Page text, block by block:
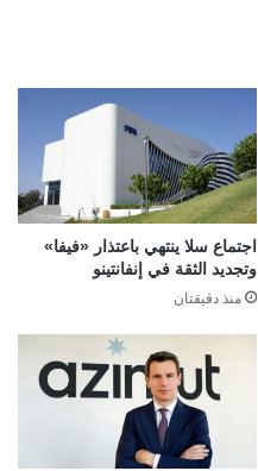
اجتماع سلا ينتهي باعتذار «فيفا»
وتجديد الثقة في إنفانتينو
منذ دقيقتان